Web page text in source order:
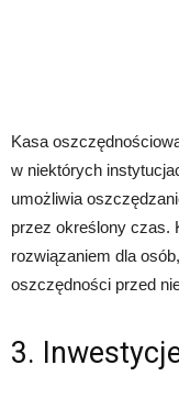
Kasa
w niektórych
umożliwia
przez określony czas.
rozwiązaniem dla
oszczędności przed
3.